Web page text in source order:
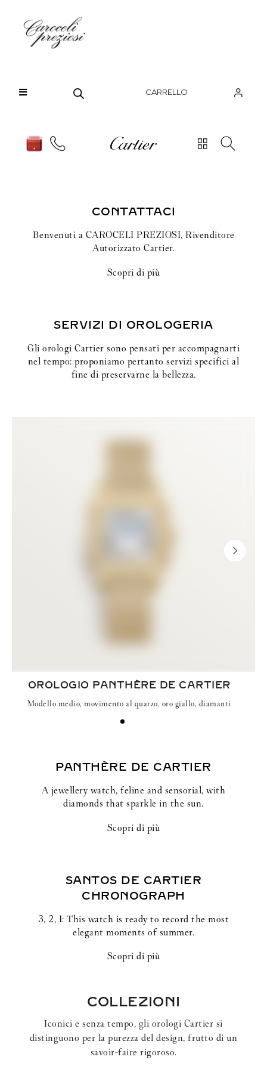
CARRELLO
CHI SIAMO
OROLOGI
La pantera di Cartier impreziosisce le collezioni
Scopri di più
CONTATTACI
Benvenuti a CAROCELI PREZIOSI, Rivenditore
Autorizzato Cartier.
Scopri di più
SERVIZI DI OROLOGERIA
Gli orologi Cartier sono pensati per accompagnarti
nel tempo: proponiamo pertanto servizi specifici al
fine di preservarne la bellezza.
OROLOGIO PANTHÈRE DE CARTIER
Modello medio, movimento al quarzo, oro giallo, diamanti
NEXT
PANTHÈRE DE CARTIER
A jewellery watch, feline and sensorial, with
diamonds that sparkle in the sun.
Scopri di più
SANTOS DE CARTIER
CHRONOGRAPH
3, 2, 1: This watch is ready to record the most
elegant moments of summer.
Scopri di più
COLLEZIONI
Iconici e senza tempo, gli orologi Cartier si
distinguono per la purezza del design, frutto di un
savoir-faire rigoroso.